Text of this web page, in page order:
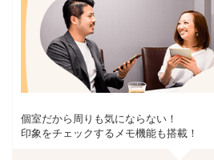
個室だから周りも気にならない！
印象をチェックするメモ機能も搭載！